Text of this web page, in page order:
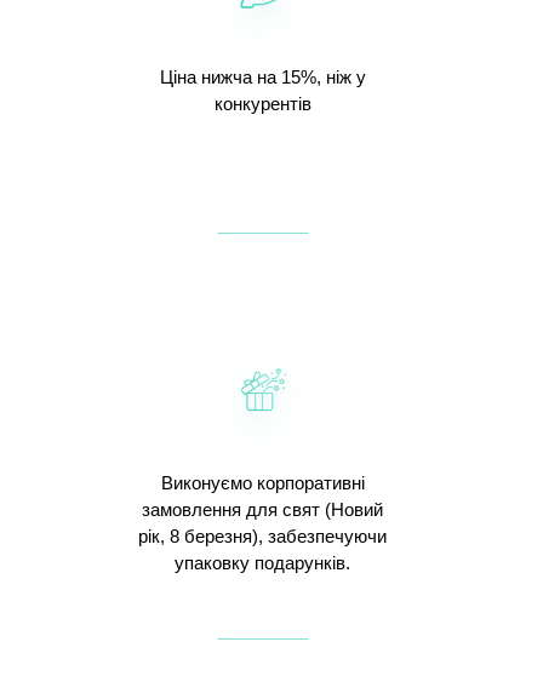
Ціна нижча на 15%, ніж у
конкурентів
Виконуємо корпоративні
замовлення для свят (Новий
рік, 8 березня), забезпечуючи
упаковку подарунків.